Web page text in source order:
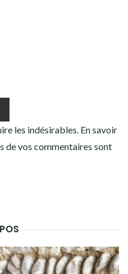
les indésirables. En savoir
de vos commentaires sont